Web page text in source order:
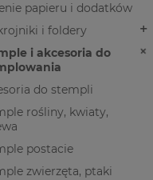
papieru i dodatków
i foldery
i akcesoria do
do stempli
rośliny, kwiaty,
postacie
zwierzęta, ptaki